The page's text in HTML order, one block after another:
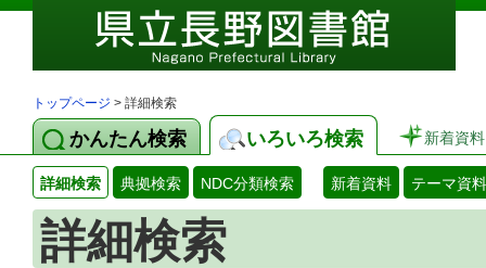
トップページ > 詳細検索
かんたん検索 いろいろ検索 新着資料
詳細検索 典拠検索 NDC分類検索 新着資料 テーマ資料
詳細検索